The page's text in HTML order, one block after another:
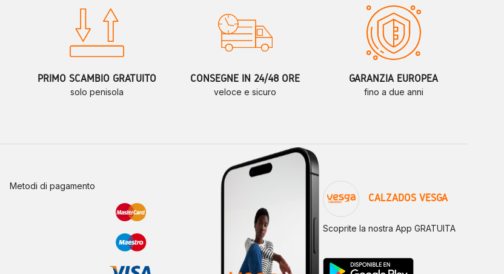
PRIMO SCAMBIO GRATUITO
solo penisola
CONSEGNE IN 24/48 ORE
veloce e sicuro
GARANZIA EUROPEA
fino a due anni
Metodi di pagamento
CALZADOS VESGA
Scoprite la nostra App GRATUITA